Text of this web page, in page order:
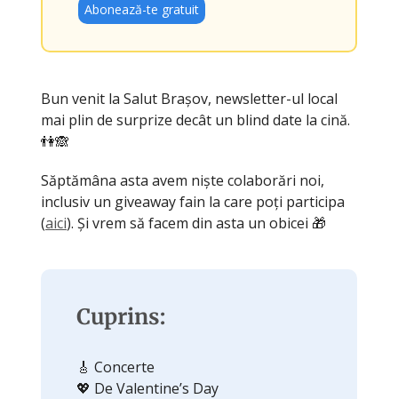
Abonează-te gratuit
Bun venit la Salut Brașov, newsletter-ul local
mai plin de surprize decât un blind date la cină.
👫🙈
Săptămâna asta avem niște colaborări noi,
inclusiv un giveaway fain la care poți participa
(aici). Și vrem să facem din asta un obicei 🎁
Cuprins:
🎸 Concerte
💖 De Valentine’s Day